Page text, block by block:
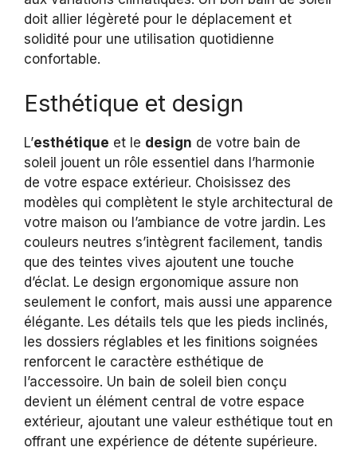
doit allier légèreté pour le déplacement et
solidité pour une utilisation quotidienne
confortable.
Esthétique et design
L’esthétique et le design de votre bain de
soleil jouent un rôle essentiel dans l’harmonie
de votre espace extérieur. Choisissez des
modèles qui complètent le style architectural de
votre maison ou l’ambiance de votre jardin. Les
couleurs neutres s’intègrent facilement, tandis
que des teintes vives ajoutent une touche
d’éclat. Le design ergonomique assure non
seulement le confort, mais aussi une apparence
élégante. Les détails tels que les pieds inclinés,
les dossiers réglables et les finitions soignées
renforcent le caractère esthétique de
l’accessoire. Un bain de soleil bien conçu
devient un élément central de votre espace
extérieur, ajoutant une valeur esthétique tout en
offrant une expérience de détente supérieure.